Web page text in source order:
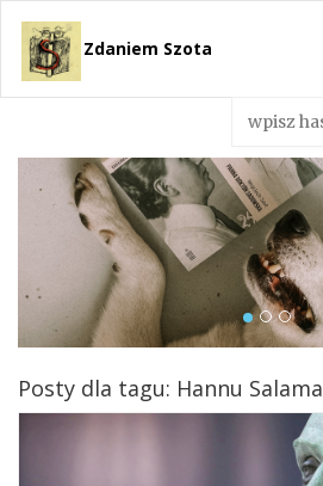
Zdaniem Szota
Posty dla tagu: Hannu Salama